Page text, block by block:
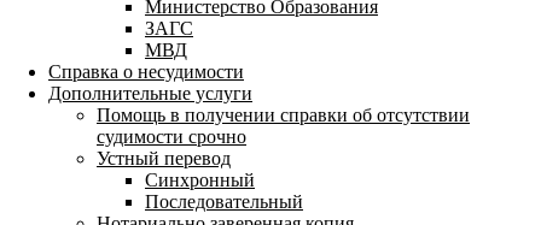
Министерство Образования
ЗАГС
МВД
Справка о несудимости
Дополнительные услуги
Помощь в получении справки об отсутствии
судимости срочно
Устный перевод
Синхронный
Последовательный